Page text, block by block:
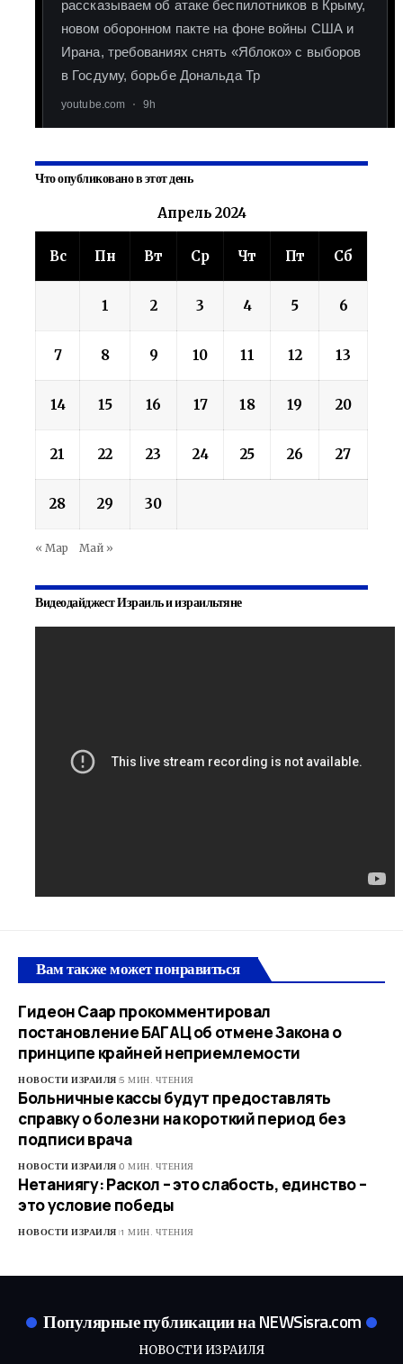
Что опубликовано в этот день
Апрель 2024
Вс Пн Вт Ср Чт Пт Сб
1 2 3 4 5 6
7 8 9 10 11 12 13
14 15 16 17 18 19 20
21 22 23 24 25 26 27
28 29 30
« Мар Май »
Видеодайджест Израиль и израильтяне
Вам также может понравиться
Гидеон Саар прокомментировал
постановление БАГАЦ об отмене Закона о
принципе крайней неприемлемости
НОВОСТИ ИЗРАИЛЯ 5 МИН. ЧТЕНИЯ
Больничные кассы будут предоставлять
справку о болезни на короткий период без
подписи врача
НОВОСТИ ИЗРАИЛЯ 0 МИН. ЧТЕНИЯ
Нетаниягу: Раскол – это слабость, единство –
это условие победы
НОВОСТИ ИЗРАИЛЯ 1 МИН. ЧТЕНИЯ
Популярные публикации на NEWSisra.com
НОВОСТИ ИЗРАИЛЯ